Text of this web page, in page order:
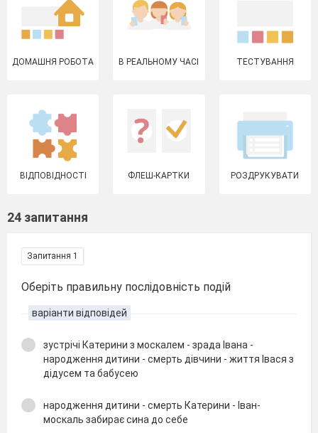
ДОМАШНЯ РОБОТА В РЕАЛЬНОМУ ЧАСІ ТЕСТУВАННЯ
ВІДПОВІДНОСТІ ФЛЕШ-КАРТКИ РОЗДРУКУВАТИ
24 запитання
Запитання 1
Оберіть правильну послідовність подій
варіанти відповідей
зустрічі Катерини з москалем - зрада Івана -
народження дитини - смерть дівчини - життя Івася з
дідусем та бабусею
народження дитини - смерть Катерини - Іван-
москаль забирає сина до себе